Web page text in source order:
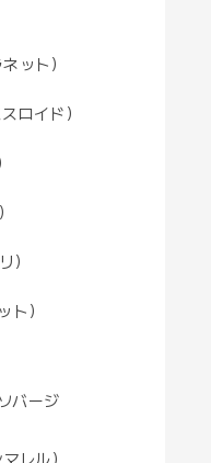
ット）
ロイド）
）
ト）
バージ